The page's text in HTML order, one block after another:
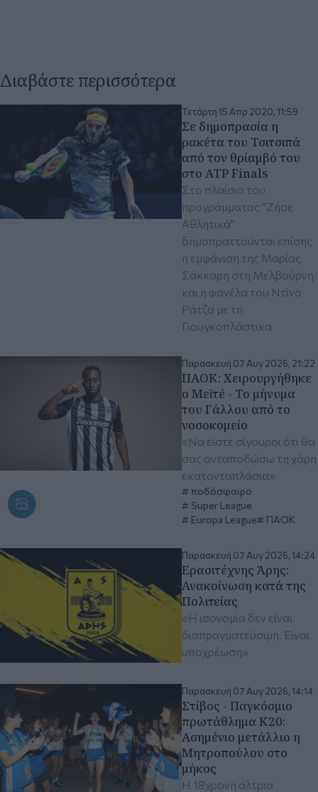
Διαβάστε περισσότερα
Τετάρτη 15 Απρ 2020, 11:59
Σε δημοπρασία η
ρακέτα του Τσιτσιπά
από τον θρίαμβό του
στο ATP Finals
Στο πλαίσιο του
προγράμματος "Ζήσε
Αθλητικά"
δημοπραττούνται επίσης
η εμφάνιση της Μαρίας
Σάκκαρη στη Μελβούρνη
και η φανέλα του Ντίνο
Ράτζα με τη
Γιουγκοπλάστικα
Παρασκευή 07 Αυγ 2026, 21:22
ΠΑΟΚ: Χειρουργήθηκε
ο Μεϊτέ - Το μήνυμα
του Γάλλου από το
νοσοκομείο
«Να είστε σίγουροι ότι θα
σας ανταποδώσω τη χάρη
εκατονταπλάσια»
ποδόσφαιρο
Super League
Europa League
ΠΑΟΚ
Παρασκευή 07 Αυγ 2026, 14:24
Ερασιτέχνης Άρης:
Ανακοίνωση κατά της
Πολιτείας
«Η ισονομία δεν είναι
διαπραγματεύσιμη. Είναι
υποχρέωση»
Παρασκευή 07 Αυγ 2026, 14:14
Στίβος - Παγκόσμιο
πρωτάθλημα Κ20:
Ασημένιο μετάλλιο η
Μητροπούλου στο
μήκος
Η 18χρονη άλτρια